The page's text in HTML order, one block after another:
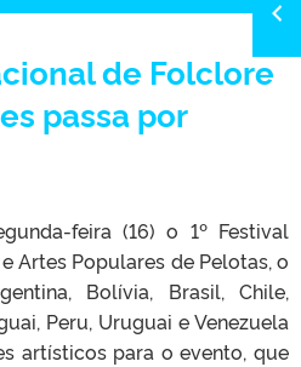
de Folclore
passa por
feira (16) o 1º Festival
Artes Populares de Pelotas, o
Bolívia, Brasil, Chile,
Peru, Uruguai e Venezuela
artísticos para o evento, que